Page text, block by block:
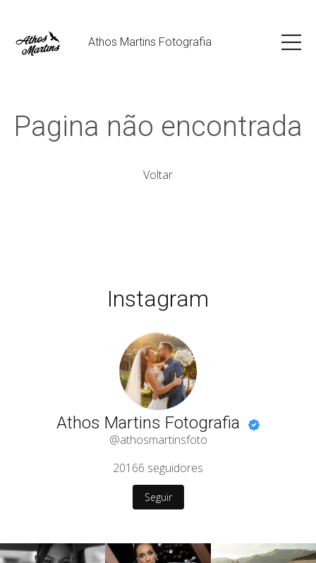
Athos Martins Fotografia
Pagina não encontrada
Voltar
Instagram
Athos Martins Fotografia
@athosmartinsfoto
20166 seguidores
Seguir